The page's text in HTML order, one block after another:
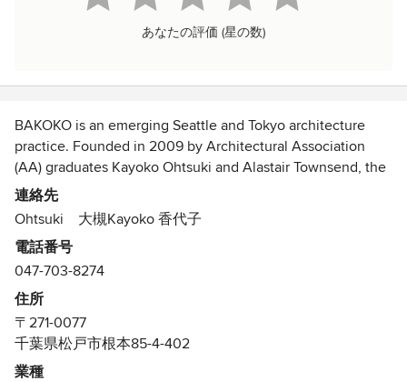
あなたの評価 (星の数)
BAKOKO is an emerging Seattle and Tokyo architecture
practice. Founded in 2009 by Architectural Association
(AA) graduates Kayoko Ohtsuki and Alastair Townsend, the
office strives to carry out work that is fresh, resourceful, and
innovative.
Globally, the biggest challenge clients and architects face
is learning to speak a common language. BAKOKO is a
multilingual office. Our international viewpoint imparts
novel insights and flexibility when sitting down to think
with our clients about the core questions they face. In
short, our ideas don’t get lost in translation.
連絡先
Ohtsuki 大槻Kayoko 香代子
電話番号
047-703-8274
住所
〒271-0077
千葉県松戸市根本85-4-402
業種